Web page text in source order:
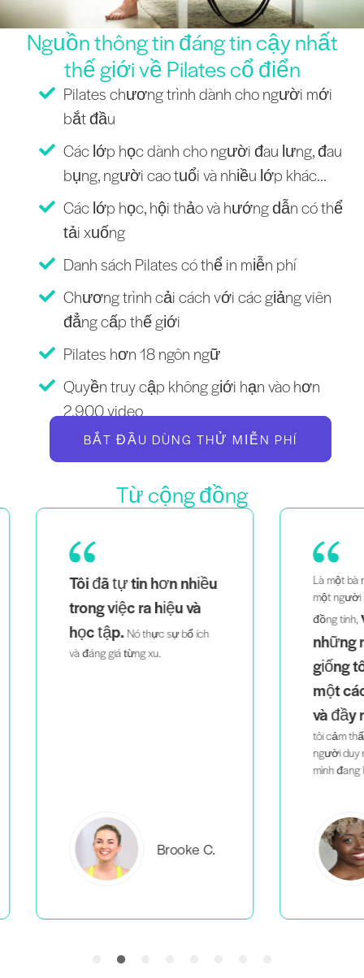
Nguồn thông tin đáng tin cậy nhất
thế giới về Pilates cổ điển
Pilates chương trình dành cho người mới
bắt đầu
Các lớp học dành cho người đau lưng, đau
bụng, người cao tuổi và nhiều lớp khác...
Các lớp học, hội thảo và hướng dẫn có thể
tải xuống
Danh sách Pilates có thể in miễn phí
Chương trình cải cách với các giảng viên
đẳng cấp thế giới
Pilates hơn 18 ngôn ngữ
Quyền truy cập không giới hạn vào hơn
2.900 video
BẮT ĐẦU DÙNG THỬ MIỄN PHÍ
Từ cộng đồng
Là một bà mẹ của cặp song sinh,
một người phụ nữ da đen và
đồng tính, việc nhìn thấy
những người trông
giống tôi giảng dạy
Everlea B.